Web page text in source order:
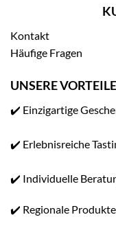
Kontakt
Häufige Fragen
UNSERE VORTEILE
✔️ Einzigartige
✔️ Erlebnisreiche
✔️ Individuelle
✔️ Regionale Produkte